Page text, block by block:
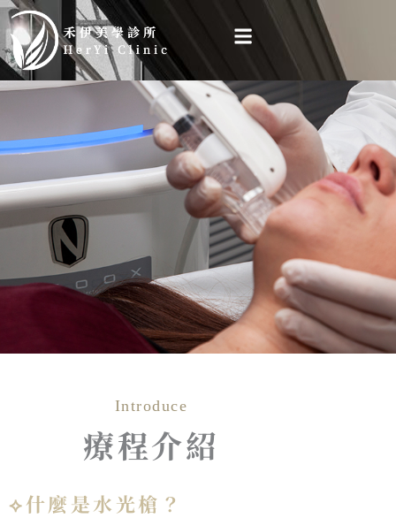
跳
至
主
要
容
HYCOOX
海庫斯水光槍
Introduce
療程介紹
⟡什麼是水光槍？